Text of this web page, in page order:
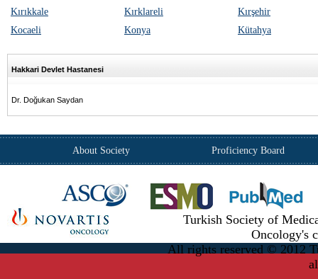
Kırıkkale
Kırklareli
Kırşehir
Kocaeli
Konya Kütahya
Hakkari Devlet Hastanesi
Dr. Doğukan Saydan
About Society Proficiency Board
Turkish Society of
Oncology's
All rights reserved © 2012